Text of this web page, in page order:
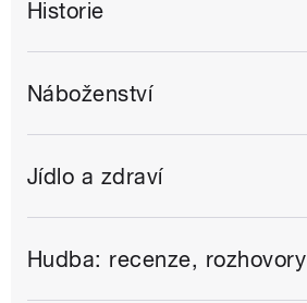
Historie
Náboženství
Jídlo a zdraví
Hudba: recenze, rozhovory